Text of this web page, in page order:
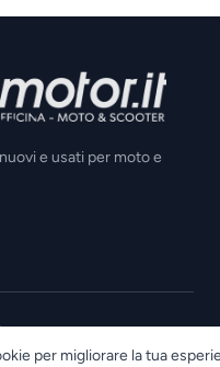
e usati per moto e
per migliorare la tua